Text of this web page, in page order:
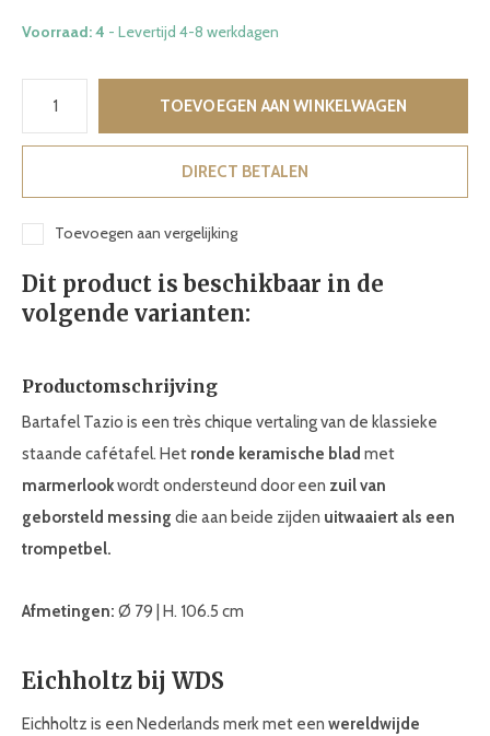
Voorraad: 4 - Levertijd 4-8 werkdagen
TOEVOEGEN AAN WINKELWAGEN
DIRECT BETALEN
Toevoegen aan vergelijking
Dit product is beschikbaar in de
volgende varianten:
Productomschrijving
Bartafel Tazio is een très chique vertaling van de klassieke
staande cafétafel. Het ronde keramische blad met
marmerlookwordt ondersteund door een zuil van
geborsteld messing die aan beide zijden uitwaaiert als een
trompetbel.
Afmetingen: Ø 79 | H. 106.5 cm
Eichholtz bij WDS
Eichholtz is een Nederlands merk met een wereldwijde